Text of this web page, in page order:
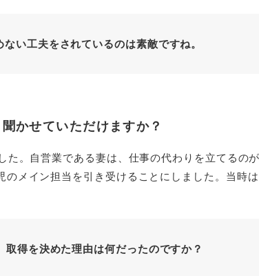
い工夫をされているのは素敵ですね。
かせていただけますか？
。自営業である妻は、仕事の代わりを立てるの
メイン担当を引き受けることにしました。当時
得を決めた理由は何だったのですか？